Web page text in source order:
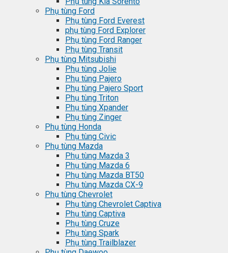
Phụ tùng Ford
Phụ tùng Ford Everest
phụ tùng Ford Explorer
Phụ tùng Ford Ranger
Phụ tùng Transit
Phụ tùng Mitsubishi
Phụ tùng Jolie
Phụ tùng Pajero
Phụ tùng Pajero Sport
Phụ tùng Triton
Phụ tùng Xpander
Phụ tùng Zinger
Phụ tùng Honda
Phụ tùng Civic
Phụ tùng Mazda
Phụ tùng Mazda 3
Phụ tùng Mazda 6
Phụ tùng Mazda BT50
Phụ tùng Mazda CX-9
Phụ tùng Chevrolet
Phụ tùng Chevrolet Captiva
Phụ tùng Captiva
Phụ tùng Cruze
Phụ tùng Spark
Phụ tùng Trailblazer